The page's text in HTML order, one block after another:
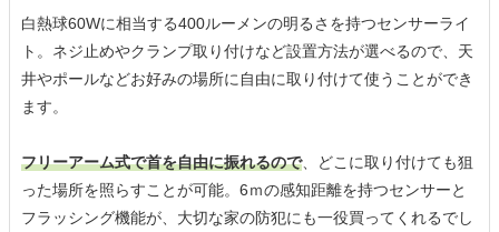
白熱球60Wに相当する400ルーメンの明るさを持つセンサーライ
ト。ネジ止めやクランプ取り付けなど設置方法が選べるので、天
井やポールなどお好みの場所に自由に取り付けて使うことができ
ます。
フリーアーム式で首を自由に振れるので、どこに取り付けても狙
った場所を照らすことが可能。6ｍの感知距離を持つセンサーと
フラッシング機能が、大切な家の防犯にも一役買ってくれるでし